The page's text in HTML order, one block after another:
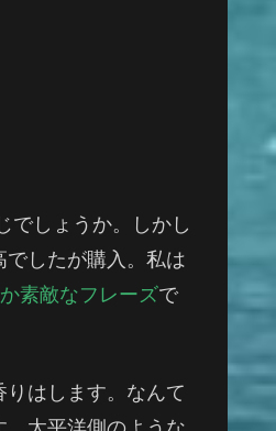
でしょうか。しかし
したが購入。私は
素敵なフレーズで
はします。なんて